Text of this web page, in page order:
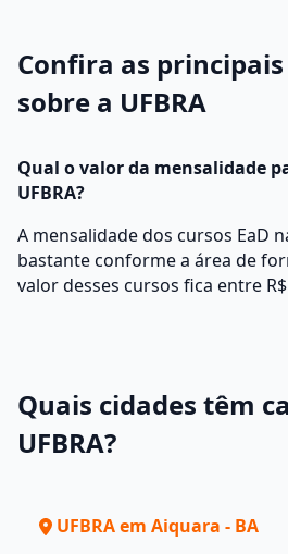
Confira as
sobre a UFBRA
Qual o valor da mensalidade
UFBRA?
A mensalidade dos cursos EaD
bastante conforme a área de
valor desses cursos fica entre R$
Quais cidades têm
UFBRA?
UFBRA em Aiquara - BA